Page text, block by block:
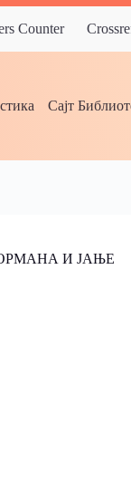
Counter
Сајт
И ЈАЊЕ